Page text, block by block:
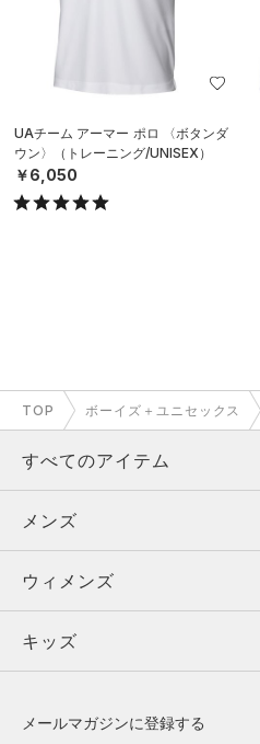
UAチーム アーマー ポロ 〈ボタンダ
ウン〉（トレーニング/UNISEX）
￥6,050
TOP ボーイズ＋ユニセックス
すべてのアイテム
メンズ
ウィメンズ
キッズ
メンズ
トップス
ボトムス
ウィメンズ
トップス
キッズ
メールマガジンに登録する